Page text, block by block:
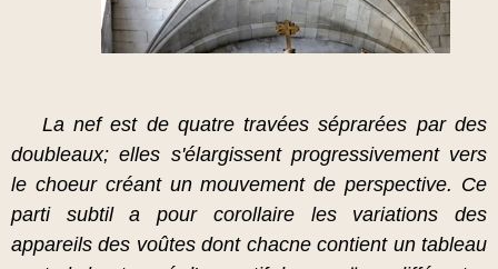
La nef est de quatre travées séprarées par des
doubleaux; elles s'élargissent progressivement vers
le choeur créant un mouvement de perspective. Ce
parti subtil a pour corollaire les variations des
appareils des voûtes dont chacne contient un tableau